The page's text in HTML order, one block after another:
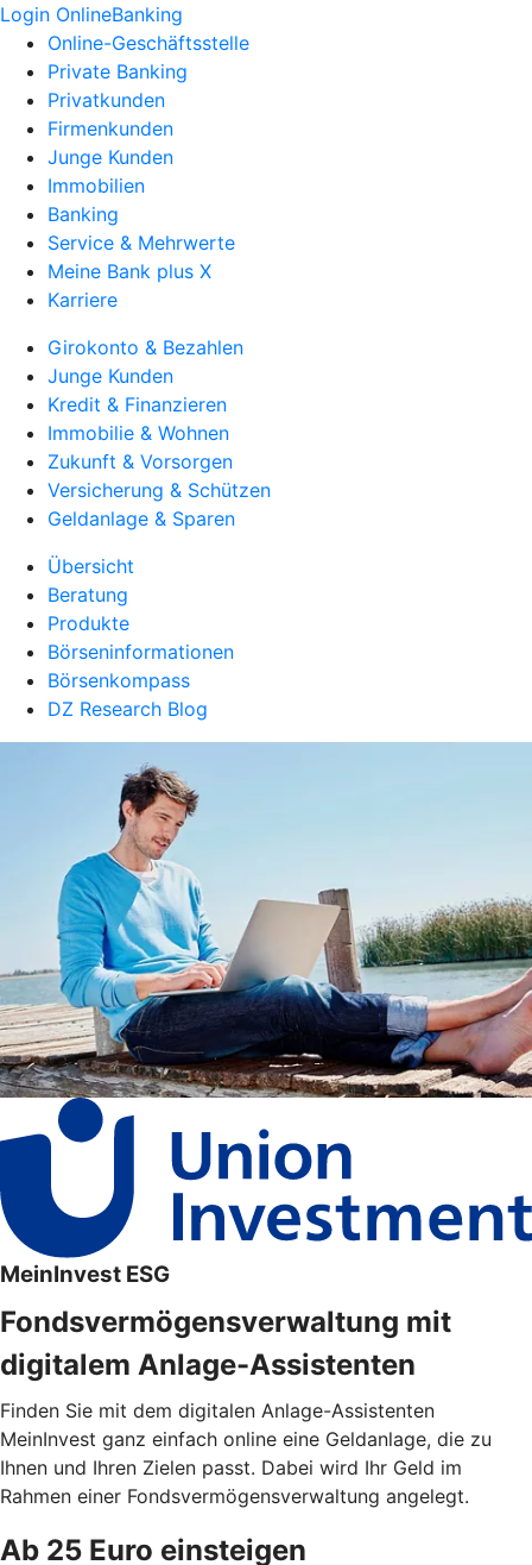
Login OnlineBanking
Online-Geschäftsstelle
Private Banking
Privatkunden
Firmenkunden
Junge Kunden
Immobilien
Banking
Service & Mehrwerte
Meine Bank plus X
Karriere
Girokonto & Bezahlen
Junge Kunden
Kredit & Finanzieren
Immobilie & Wohnen
Zukunft & Vorsorgen
Versicherung & Schützen
Geldanlage & Sparen
Übersicht
Beratung
Produkte
Börseninformationen
Börsenkompass
DZ Research Blog
MeinInvest ESG
Fondsvermögensverwaltung mit
digitalem Anlage-Assistenten
Finden Sie mit dem digitalen Anlage-Assistenten
MeinInvest ganz einfach online eine Geldanlage, die zu
Ihnen und Ihren Zielen passt. Dabei wird Ihr Geld im
Rahmen einer Fondsvermögensverwaltung angelegt.
Ab 25 Euro einsteigen